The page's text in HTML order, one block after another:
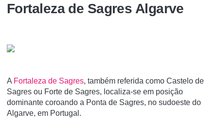
Fortaleza de Sagres Algarve
A Fortaleza de Sagres, também referida como Castelo de
Sagres ou Forte de Sagres, localiza-se em posição
dominante coroando a Ponta de Sagres, no sudoeste do
Algarve, em Portugal.